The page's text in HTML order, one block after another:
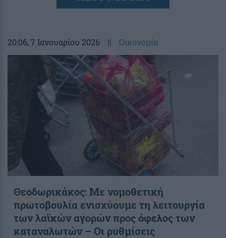
20:06, 7 Ιανουαρίου 2026 || Οικονομία
Θεοδωρικάκος: Με νομοθετική
πρωτοβουλία ενισχύουμε τη λειτουργία
των λαϊκών αγορών προς όφελος των
καταναλωτών – Οι ρυθμίσεις